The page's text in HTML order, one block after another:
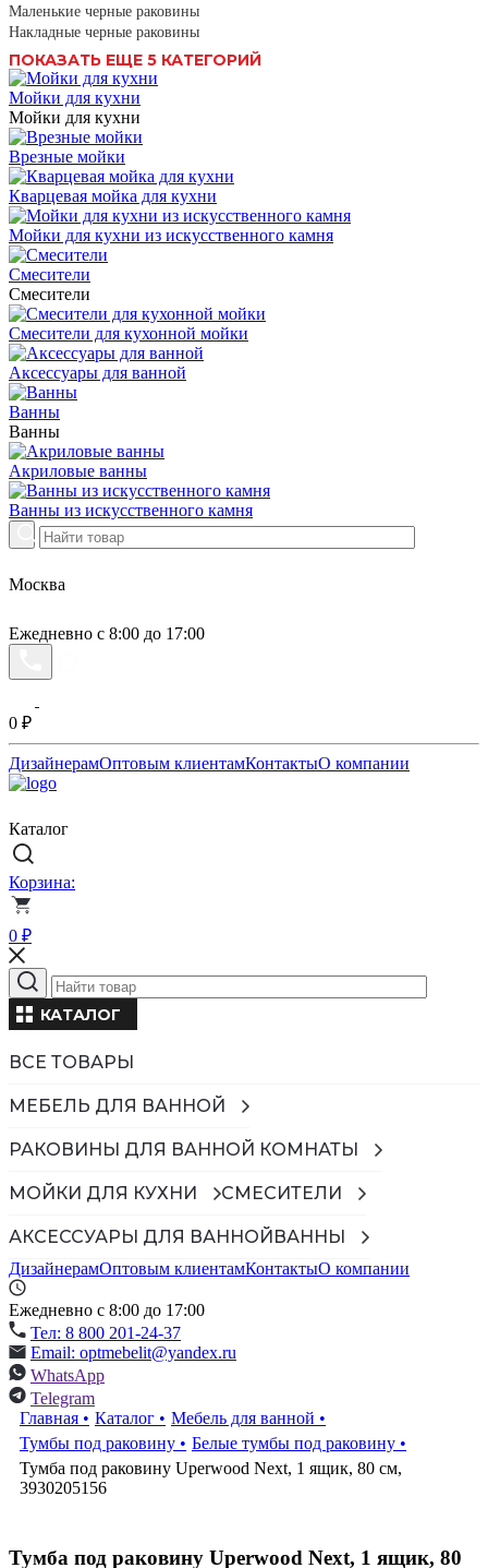
Маленькие черные раковины
Накладные черные раковины
ПОКАЗАТЬ ЕЩЕ 5 КАТЕГОРИЙ
Мойки для кухни
Мойки для кухни
Врезные мойки
Кварцевая мойка для кухни
Мойки для кухни из искусственного камня
Смесители
Смесители
Смесители для кухонной мойки
Аксессуары для ванной
Ванны
Ванны
Акриловые ванны
Ванны из искусственного камня
Москва
Ежедневно с 8:00 до 17:00
0 ₽
ДизайнерамОптовым клиентамКонтактыО компании
Каталог
Корзина:
0 ₽
КАТАЛОГ
ВСЕ ТОВАРЫ
МЕБЕЛЬ ДЛЯ ВАННОЙ
РАКОВИНЫ ДЛЯ ВАННОЙ КОМНАТЫ
МОЙКИ ДЛЯ КУХНИ СМЕСИТЕЛИ
АКСЕССУАРЫ ДЛЯ ВАННОЙВАННЫ
ДизайнерамОптовым клиентамКонтактыО компании
Ежедневно с 8:00 до 17:00
Тел: 8 800 201-24-37
Email: optmebelit@yandex.ru
WhatsApp
Telegram
Главная • Каталог • Мебель для ванной •
Тумбы под раковину • Белые тумбы под раковину •
Тумба под раковину Uperwood Next, 1 ящик, 80 см,
3930205156
Тумба под раковину Uperwood Next, 1 ящик, 80